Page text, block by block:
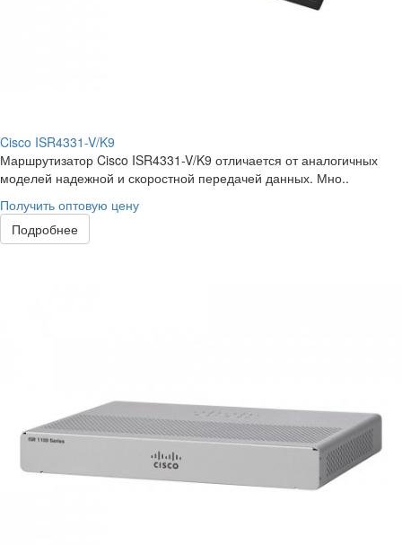
Cisco ISR4331-V/K9
Маршрутизатор Cisco ISR4331-V/K9 отличается от аналогичных
моделей надежной и скоростной передачей данных. Мно..
Получить оптовую цену
Подробнее